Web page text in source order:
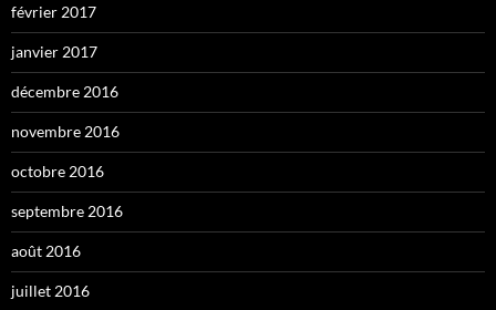
février 2017
janvier 2017
décembre 2016
novembre 2016
octobre 2016
septembre 2016
août 2016
juillet 2016